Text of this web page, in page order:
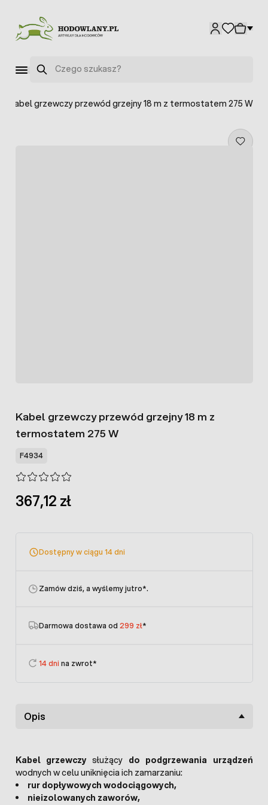
Szukaj
Kabel grzewczy przewód grzejny 18 m z termostatem 275 W
Kabel grzewczy przewód grzejny 18 m z
termostatem 275 W
F4934
367,12 zł
Dostępny w ciągu 14 dni
Zamów dziś, a wyślemy jutro*.
Darmowa dostawa od 299 zł*
14 dni na zwrot*
Opis
Kabel grzewczysłużący do podgrzewania urządzeń
wodnych w celu uniknięcia ich zamarzaniu:
rur dopływowych wodociągowych,
nieizolowanych zaworów,